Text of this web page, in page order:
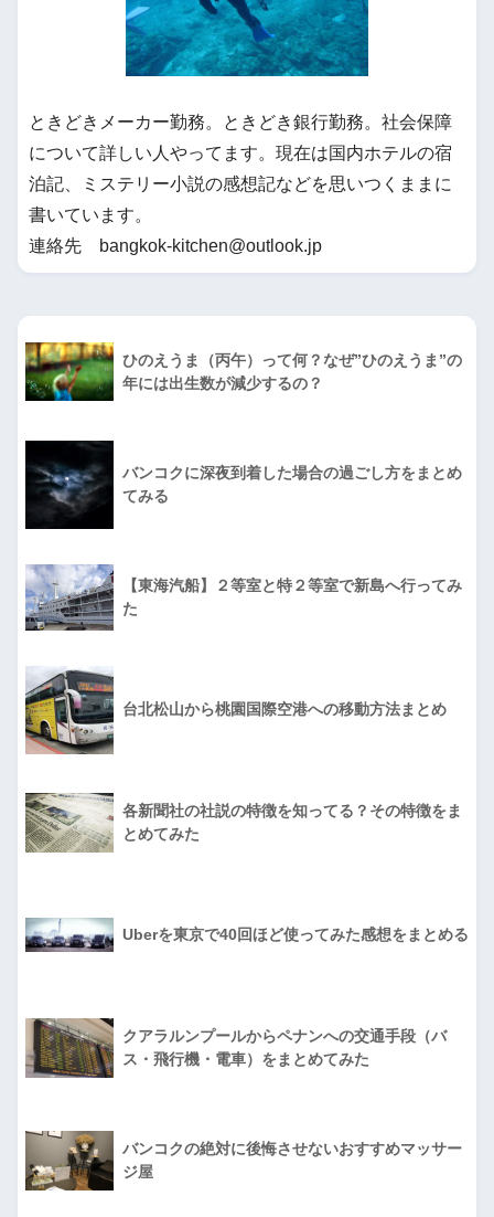
ときどきメーカー勤務。ときどき銀行勤務。社会保障
について詳しい人やってます。現在は国内ホテルの宿
泊記、ミステリー小説の感想記などを思いつくままに
書いています。
連絡先 bangkok-kitchen@outlook.jp
ひのえうま（丙午）って何？なぜ”ひのえうま”の
年には出生数が減少するの？
バンコクに深夜到着した場合の過ごし方をまとめ
てみる
【東海汽船】２等室と特２等室で新島へ行ってみ
た
台北松山から桃園国際空港への移動方法まとめ
各新聞社の社説の特徴を知ってる？その特徴をま
とめてみた
Uberを東京で40回ほど使ってみた感想をまとめる
クアラルンプールからペナンへの交通手段（バ
ス・飛行機・電車）をまとめてみた
バンコクの絶対に後悔させないおすすめマッサー
ジ屋